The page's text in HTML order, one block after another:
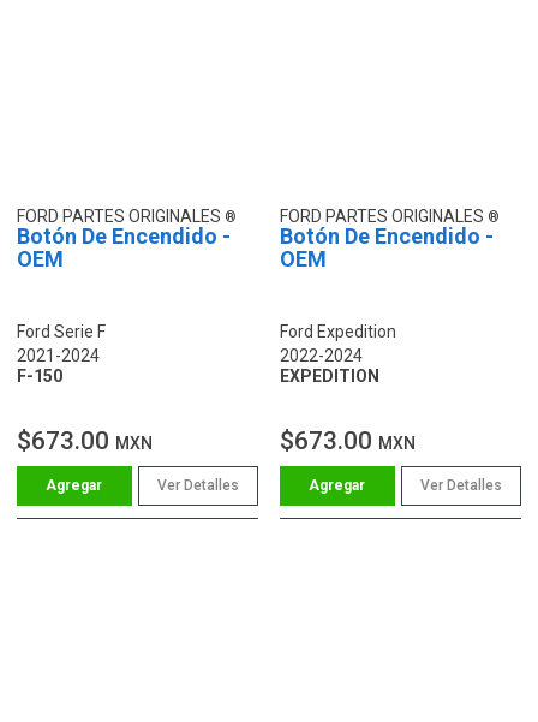
FORD PARTES ORIGINALES
Botón De Encendido -
OEM
Ford Serie F
2021-2024
F-150
$673.00 MXN
Ver Detalles
FORD PARTES ORIGINALES
Botón De Encendido -
OEM
Ford Expedition
2022-2024
EXPEDITION
$673.00 MXN
Ver Detalles